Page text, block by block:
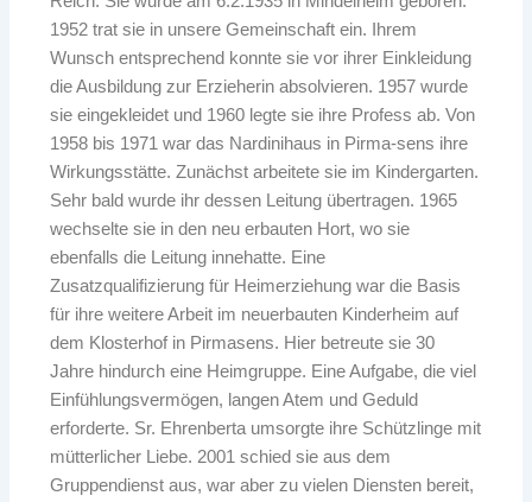
1952 trat sie in unsere Gemeinschaft ein. Ihrem
Wunsch entsprechend konnte sie vor ihrer Einkleidung
die Ausbildung zur Erzieherin absolvieren. 1957 wurde
sie eingekleidet und 1960 legte sie ihre Profess ab. Von
1958 bis 1971 war das Nardinihaus in Pirma-sens ihre
Wirkungsstätte. Zunächst arbeitete sie im Kindergarten.
Sehr bald wurde ihr dessen Leitung übertragen. 1965
wechselte sie in den neu erbauten Hort, wo sie
ebenfalls die Leitung innehatte. Eine
Zusatzqualifizierung für Heimerziehung war die Basis
für ihre weitere Arbeit im neuerbauten Kinderheim auf
dem Klosterhof in Pirmasens. Hier betreute sie 30
Jahre hindurch eine Heimgruppe. Eine Aufgabe, die viel
Einfühlungsvermögen, langen Atem und Geduld
erforderte. Sr. Ehrenberta umsorgte ihre Schützlinge mit
mütterlicher Liebe. 2001 schied sie aus dem
Gruppendienst aus, war aber zu vielen Diensten bereit,